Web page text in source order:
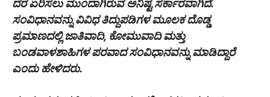
ದರ ಏರಿಸಲು ಮುಂದಾಗಿರುವ ಅನಿಷ್ಟಸರ್ಕಾರವಾಗಿದೆ.
ಸಂವಿಧಾನವನ್ನು ವಿವಿಧ ತಿದ್ದುಪಡಿಗಳ ಮೂಲಕ ದೊಡ್ಡ
ಪ್ರಮಾಣದಲ್ಲಿ ಜಾತಿವಾದಿ, ಕೋಮುವಾದಿ ಮತ್ತು
ಬಂಡವಾಳಶಾಹಿಗಳ ಪರವಾದ ಸಂವಿಧಾನವನ್ನು ಮಾಡಿದ್ದಾರೆ
ಎಂದು ಹೇಳಿದರು.